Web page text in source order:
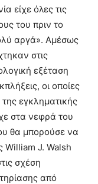
είχε όλες τις
του πριν το
αργά». Aμέσως
στις
εξέταση
οι οποίες
εγκληματικής
στα νεφρά του
θα μπορούσε να
William J. Walsh
σχέση
από